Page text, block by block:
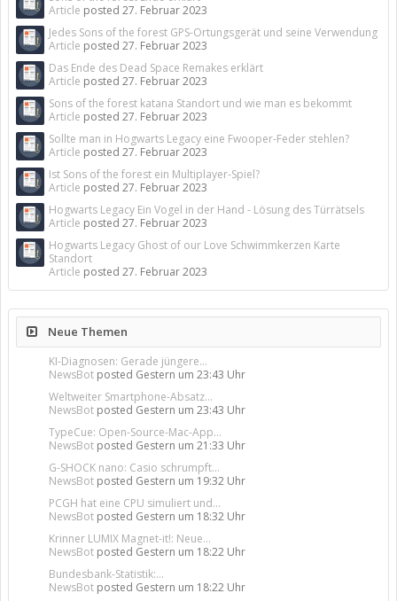
Article posted 27. Februar 2023
Jedes Sons of the forest GPS-Ortungsgerät und seine Verwendung
Article posted 27. Februar 2023
Das Ende des Dead Space Remakes erklärt
Article posted 27. Februar 2023
Sons of the forest katana Standort und wie man es bekommt
Article posted 27. Februar 2023
Sollte man in Hogwarts Legacy eine Fwooper-Feder stehlen?
Article posted 27. Februar 2023
Ist Sons of the forest ein Multiplayer-Spiel?
Article posted 27. Februar 2023
Hogwarts Legacy Ein Vogel in der Hand - Lösung des Türrätsels
Article posted 27. Februar 2023
Hogwarts Legacy Ghost of our Love Schwimmkerzen Karte
Standort
Article posted 27. Februar 2023
Neue Themen
KI-Diagnosen: Gerade jüngere...
NewsBot posted Gestern um 23:43 Uhr
Weltweiter Smartphone-Absatz...
NewsBot posted Gestern um 23:43 Uhr
TypeCue: Open-Source-Mac-App...
NewsBot posted Gestern um 21:33 Uhr
G-SHOCK nano: Casio schrumpft...
NewsBot posted Gestern um 19:32 Uhr
PCGH hat eine CPU simuliert und...
NewsBot posted Gestern um 18:32 Uhr
Krinner LUMIX Magnet-it!: Neue...
NewsBot posted Gestern um 18:22 Uhr
Bundesbank-Statistik:...
NewsBot posted Gestern um 18:22 Uhr